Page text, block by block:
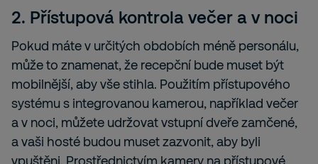
2. Přístupová kontrola večer a v noci
Pokud máte v určitých obdobích méně personálu,
může to znamenat, že recepční bude muset být
mobilnější, aby vše stihla. Použitím přístupového
systému s integrovanou kamerou, například večer
a v noci, můžete udržovat vstupní dveře zamčené,
a vaši hosté budou muset zazvonit, aby byli
vpuštěni. Prostřednictvím kamery na přístupové